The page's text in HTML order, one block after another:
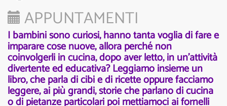
APPUNTAMENTI
I bambini sono curiosi, hanno tanta voglia di fare e
imparare cose nuove, allora perché non
coinvolgerli in cucina, dopo aver letto, in un’attività
divertente ed educativa? Leggiamo insieme un
libro, che parla di cibi e di ricette oppure facciamo
leggere, ai più grandi, storie che parlano di cucina
o di pietanze particolari poi mettiamoci ai fornelli